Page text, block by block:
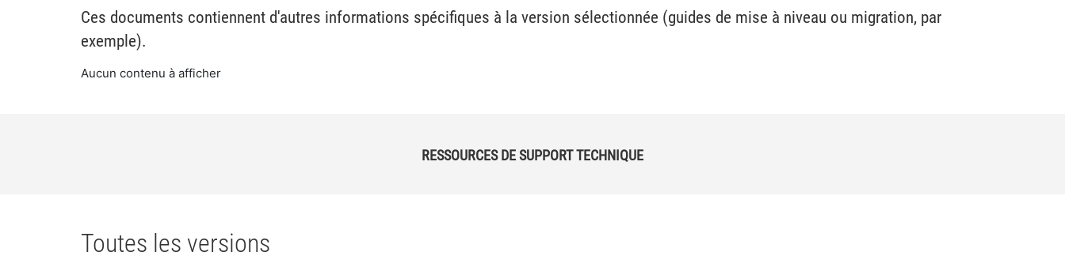
Ces documents contiennent d'autres informations spécifiques à la version sélectionnée (guides de mise à niveau ou migration, par
exemple).
Aucun contenu à afficher
RESSOURCES DE SUPPORT TECHNIQUE
Toutes les versions